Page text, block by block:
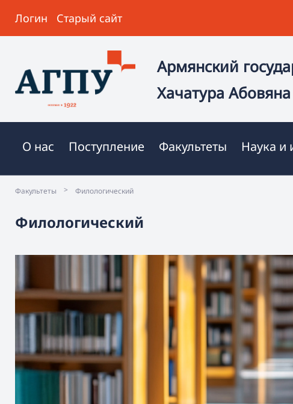
Логин Старый сайт
Армянский
Хачатура Абовяна
О нас Поступление Факультеты Наука и
Факультеты > Филологический
Филологический